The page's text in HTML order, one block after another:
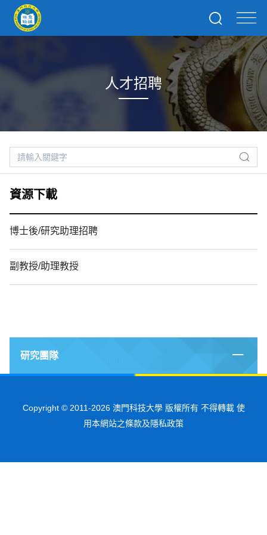
人才招聘
資源下載
博士後/研究助理招聘
副教授/助理教授
研究團隊
Copyright © 2011-2026 澳門科技大學 版權所有 不得轉載 使
用本網站之條款及隱私政策